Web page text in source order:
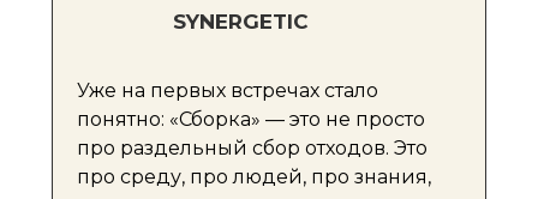
SYNERGETIC
Уже на первых встречах стало
понятно: «Сборка» — это не просто
про раздельный сбор отходов. Это
про среду, про людей, про знания,